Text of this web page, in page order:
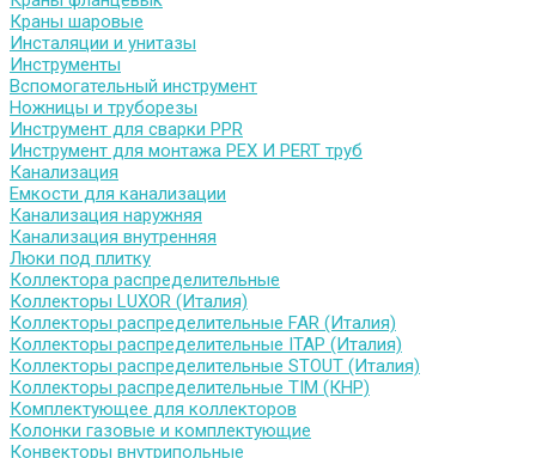
Краны шаровые
Инсталяции и унитазы
Инструменты
Вспомогательный инструмент
Ножницы и труборезы
Инструмент для сварки PPR
Инструмент для монтажа PEX И PERT труб
Канализация
Емкости для канализации
Канализация наружняя
Канализация внутренняя
Люки под плитку
Коллектора распределительные
Коллекторы LUXOR (Италия)
Коллекторы распределительные FAR (Италия)
Коллекторы распределительные ITAP (Италия)
Коллекторы распределительные STOUT (Италия)
Коллекторы распределительные TIM (КНР)
Комплектующее для коллекторов
Колонки газовые и комплектующие
Конвекторы внутрипольные